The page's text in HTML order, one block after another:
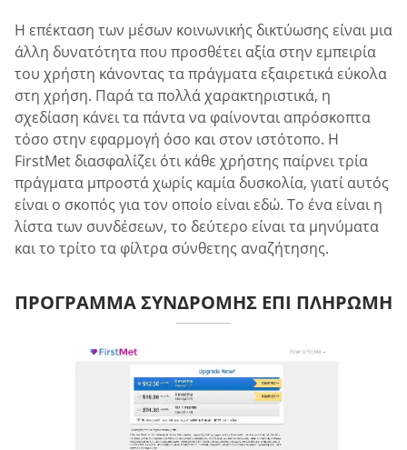
Η επέκταση των μέσων κοινωνικής δικτύωσης είναι μια
άλλη δυνατότητα που προσθέτει αξία στην εμπειρία
του χρήστη κάνοντας τα πράγματα εξαιρετικά εύκολα
στη χρήση. Παρά τα πολλά χαρακτηριστικά, η
σχεδίαση κάνει τα πάντα να φαίνονται απρόσκοπτα
τόσο στην εφαρμογή όσο και στον ιστότοπο. Η
FirstMet διασφαλίζει ότι κάθε χρήστης παίρνει τρία
πράγματα μπροστά χωρίς καμία δυσκολία, γιατί αυτός
είναι ο σκοπός για τον οποίο είναι εδώ. Το ένα είναι η
λίστα των συνδέσεων, το δεύτερο είναι τα μηνύματα
και το τρίτο τα φίλτρα σύνθετης αναζήτησης.
ΠΡΌΓΡΑΜΜΑ ΣΥΝΔΡΟΜΉΣ ΕΠΊ ΠΛΗΡΩΜΉ